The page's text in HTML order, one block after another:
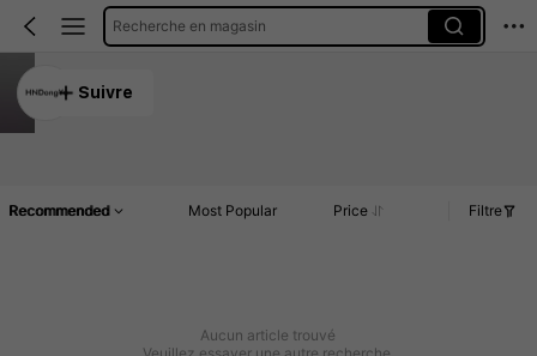
Recherche en magasin
Suivre
Recommended Most Popular Price Filtre
Aucun article trouvé